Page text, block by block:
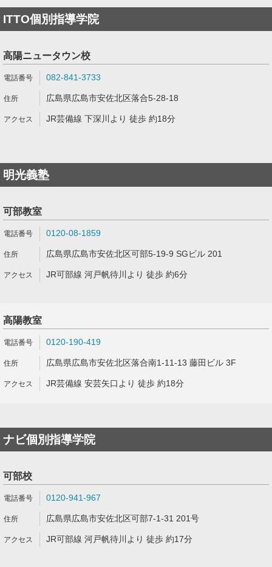
ITTO個別指導学院
高陽ニュータウン校
082-841-3733
広島県広島市安佐北区落合5-28-18
JR芸備線 下深川より 徒歩 約18分
明光義塾
可部教室
0120-08-1859
広島県広島市安佐北区可部5-19-9 SGビル 201
JR可部線 河戸帆待川より 徒歩 約6分
高陽教室
0120-190-419
広島県広島市安佐北区落合南1-11-13 藤田ビル 3F
JR芸備線 安芸矢口より 徒歩 約18分
ナビ個別指導学院
可部校
0120-941-967
広島県広島市安佐北区可部7-1-31 201号
JR可部線 河戸帆待川より 徒歩 約17分